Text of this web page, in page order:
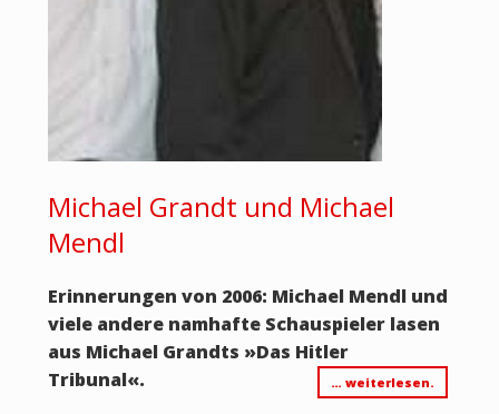
Michael Grandt und Michael
Mendl
Erinnerungen von 2006: Michael Mendl und
viele andere namhafte Schauspieler lasen
aus Michael Grandts »Das Hitler
Tribunal«. … weiterlesen.